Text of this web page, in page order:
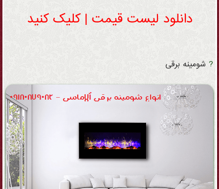
دانلود لیست قیمت | کلیک کنید
? شومینه برقی